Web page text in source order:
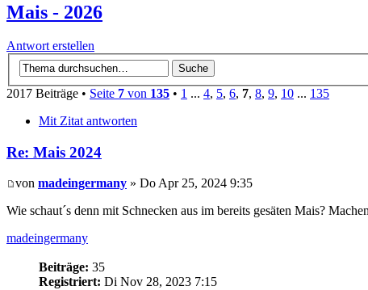
Mais - 2026
Antwort erstellen
2017 Beiträge • Seite 7 von 135 • 1 ... 4, 5, 6, 7, 8, 9, 10 ... 135
Mit Zitat antworten
Re: Mais 2024
von madeingermany » Do Apr 25, 2024 9:35
Wie schaut´s denn mit Schnecken aus im bereits gesäten Mais?
madeingermany
Beiträge: 35
Registriert: Di Nov 28, 2023 7:15